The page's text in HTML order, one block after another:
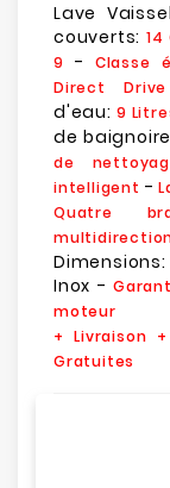
Lave
couverts: 14
9
- Classe
Direct Drive
d'eau: 9
de
de
intelligent -
Quatre
Inox -
moteur
+ Livraison
Gratuites